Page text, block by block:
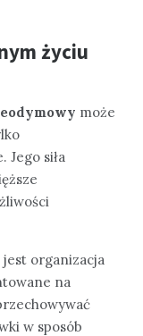
życiu
może
siła
jest organizacja
na
w sposób